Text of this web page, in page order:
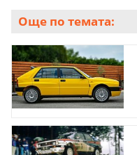
Още по темата: